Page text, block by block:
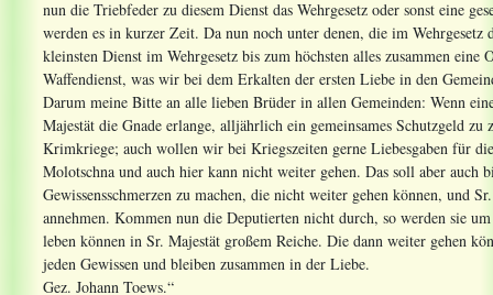
nun die Triebfeder zu diesem Dienst das Wehrgesetz oder sonst eine
werden es in kurzer Zeit. Da nun noch unter denen, die im
kleinsten Dienst im Wehrgesetz bis zum höchsten alles zusammen
Waffendienst, was wir bei dem Erkalten der ersten Liebe in den
Darum meine Bitte an alle lieben Brüder in allen Gemeinden: Wenn
Majestät die Gnade erlange, alljährlich ein gemeinsames Schutzgeld
Krimkriege; auch wollen wir bei Kriegszeiten gerne Liebesgaben für
Molotschna und auch hier kann nicht weiter gehen. Das soll aber auch
Gewissensschmerzen zu machen, die nicht weiter gehen können, und
annehmen. Kommen nun die Deputierten nicht durch, so werden sie
leben können in Sr. Majestät großem Reiche. Die dann weiter gehen
jeden Gewissen und bleiben zusammen in der Liebe.
Gez. Johann Toews.“